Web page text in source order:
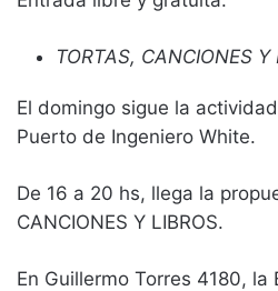
TORTAS, CANCIONES Y
El domingo sigue la
Puerto de Ingeniero White.
De 16 a 20 hs, llega la
CANCIONES Y LIBROS.
En Guillermo Torres 4180,